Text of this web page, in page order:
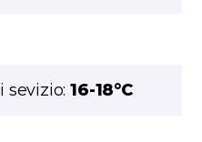
sevizio:16-18°C